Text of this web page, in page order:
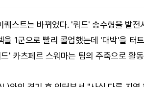
스트는 바뀌었다. '쿼드' 송수형을 발전
1군으로 빨리 콜업했는데 '대박'을 터
' 카츠페르 스워마는 팀의 주축으로 활